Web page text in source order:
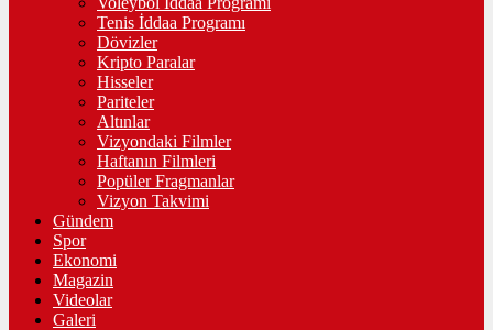
Tenis İddaa Programı
Dövizler
Kripto Paralar
Hisseler
Pariteler
Altınlar
Vizyondaki Filmler
Haftanın Filmleri
Popüler Fragmanlar
Vizyon Takvimi
Gündem
Spor
Ekonomi
Magazin
Videolar
Galeri